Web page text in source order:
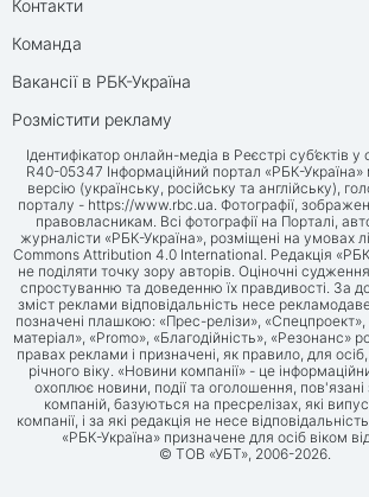
Контакти
Команда
Вакансії в РБК-Україна
Розмістити рекламу
Ідентифікатор онлайн-медіа в Реєстрі суб’єктів
R40-05347 Інформаційний портал «РБК-
версію (українську, російську та англійську),
порталу - https://www.rbc.ua. Фотографії,
правовласникам. Всі фотографії на Порталі,
журналісти «РБК-Україна», розміщені на умовах
Commons Attribution 4.0 International. Редакція
не поділяти точку зору авторів. Оціночні
спростуванню та доведенню їх правдивості. За
зміст реклами відповідальність несе
позначені плашкою: «Прес-релізи»,
матеріал», «Promo», «Благодійність», «Резонанс»
правах реклами і призначені, як правило, для осіб,
річного віку. «Новини компанії» - це
охоплює новини, події та оголошення, пов'язані
компаній, базуються на пресрелізах, які
компанії, і за які редакція не несе
«РБК-Україна» призначене для осіб віком
© ТОВ «УБТ», 2006-2026.